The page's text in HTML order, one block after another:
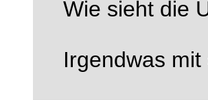
Wie sieht die
Irgendwas